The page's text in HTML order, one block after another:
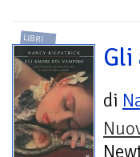
LIBRI
Gli
di